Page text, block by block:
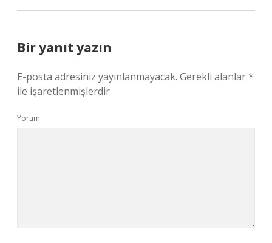
Bir yanıt yazın
E-posta adresiniz yayınlanmayacak. Gerekli alanlar*
ile işaretlenmişlerdir
Yorum